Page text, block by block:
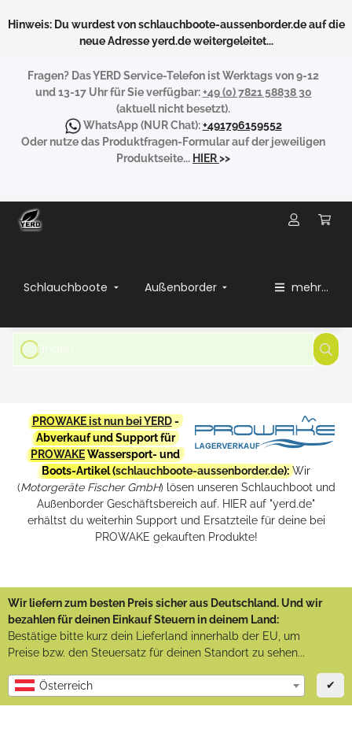
Hinweis: Du wurdest von schlauchboote-aussenborder.de auf die
neue Adresse yerd.de weitergeleitet...
Fragen? Das YERD Service-Telefon ist Werktags von 9-12
und 13-17 Uhr für Sie verfügbar:+49 (0) 7821 58838 30
(aktuell nicht besetzt).
WhatsApp(NUR Chat):+491796159552
Oder nutze das Produktfragen-Formular auf der jeweiligen
Produktseite... HIER>>
Schlauchboote Außenborder mehr...
PROWAKE ist nun bei YERD-
Abverkauf und Support für
PROWAKEWassersport- und
Boots-Artikel (schlauchboote-aussenborder.de): Wir
(Motorgeräte Fischer GmbH) lösen unseren Schlauchboot und
Außenborder Geschäftsbereich auf. HIER auf "yerd.de"
erhältst du weiterhin Support und Ersatzteile für deine bei
PROWAKE gekauften Produkte!
Wir liefern zum besten Preis sicher aus Deutschland. Und wir
bezahlen für deinen Einkauf Steuern in deinem Land:
Bestätige bitte kurz dein Lieferland innerhalb der EU, um
Preise bzw. den Steuersatz für deinen Standort zu sehen...
Österreich ✔